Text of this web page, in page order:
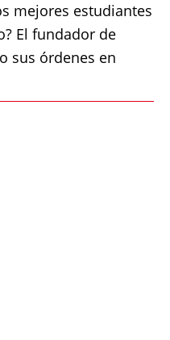
mejores estudiantes
El fundador de
sus órdenes en